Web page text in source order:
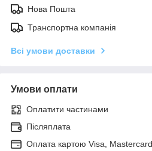
Нова Пошта
Транспортна компанія
Всі умови доставки
Умови оплати
Оплатити частинами
Післяплата
Оплата картою Visa,